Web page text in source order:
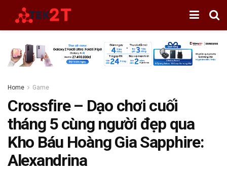
Home Game
Crossfire – Dạo chơi cuối
tháng 5 cùng người đẹp qua
Kho Báu Hoàng Gia Sapphire:
Alexandrina